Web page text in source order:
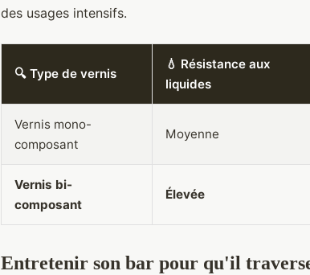
des usages intensifs.
🔍 Type de vernis
💧 Résistance aux
liquides
Vernis mono-
composant
Moyenne
Vernis bi-
composant
Élevée
Entretenir son bar pour qu'il